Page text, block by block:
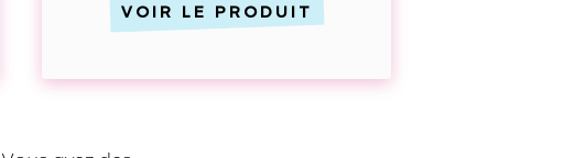
VOIR LE PRODUIT